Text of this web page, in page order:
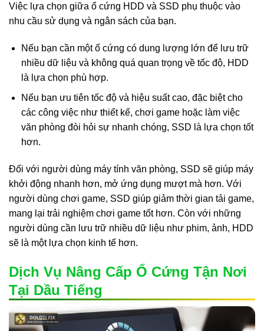
Việc lựa chọn giữa ổ cứng HDD và SSD phụ thuộc vào
nhu cầu sử dụng và ngân sách của bạn.
Nếu bạn cần một ổ cứng có dung lượng lớn để lưu trữ
nhiều dữ liệu và không quá quan trọng về tốc độ, HDD
là lựa chọn phù hợp.
Nếu bạn ưu tiên tốc độ và hiệu suất cao, đặc biệt cho
các công việc như thiết kế, chơi game hoặc làm việc
văn phòng đòi hỏi sự nhanh chóng, SSD là lựa chọn tốt
hơn.
Đối với người dùng máy tính văn phòng, SSD sẽ giúp máy
khởi động nhanh hơn, mở ứng dụng mượt mà hơn. Với
người dùng chơi game, SSD giúp giảm thời gian tải game,
mang lại trải nghiệm chơi game tốt hơn. Còn với những
người dùng cần lưu trữ nhiều dữ liệu như phim, ảnh, HDD
sẽ là một lựa chọn kinh tế hơn.
Dịch Vụ Nâng Cấp Ổ Cứng Tận Nơi
Tại Dầu Tiếng